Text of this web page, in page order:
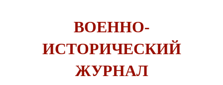
ВОЕННО-
ИСТОРИЧЕСКИЙ
ЖУРНАЛ